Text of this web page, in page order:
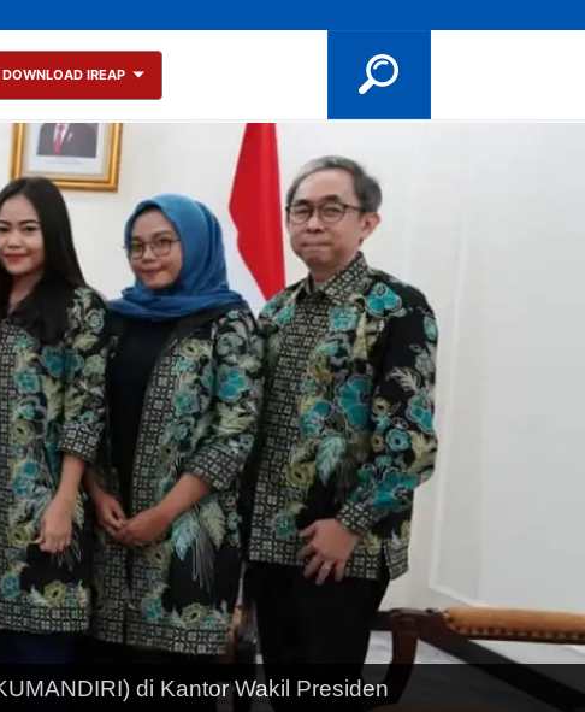
DOWNLOAD IREAP
di Kantor Wakil Presiden